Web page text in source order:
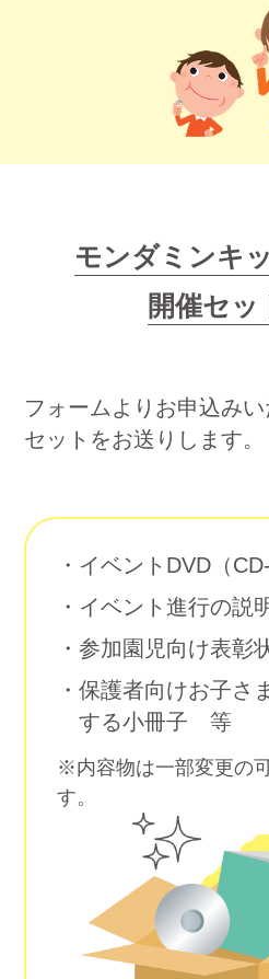
モンダミンキ
開催セッ
フォームよりお申込み
セットをお送りします。
イベントDVD（
イベント進行の説
参加園児向け表彰
保護者向けお子さ
する小冊子 等
※内容物は一部変更の
す。